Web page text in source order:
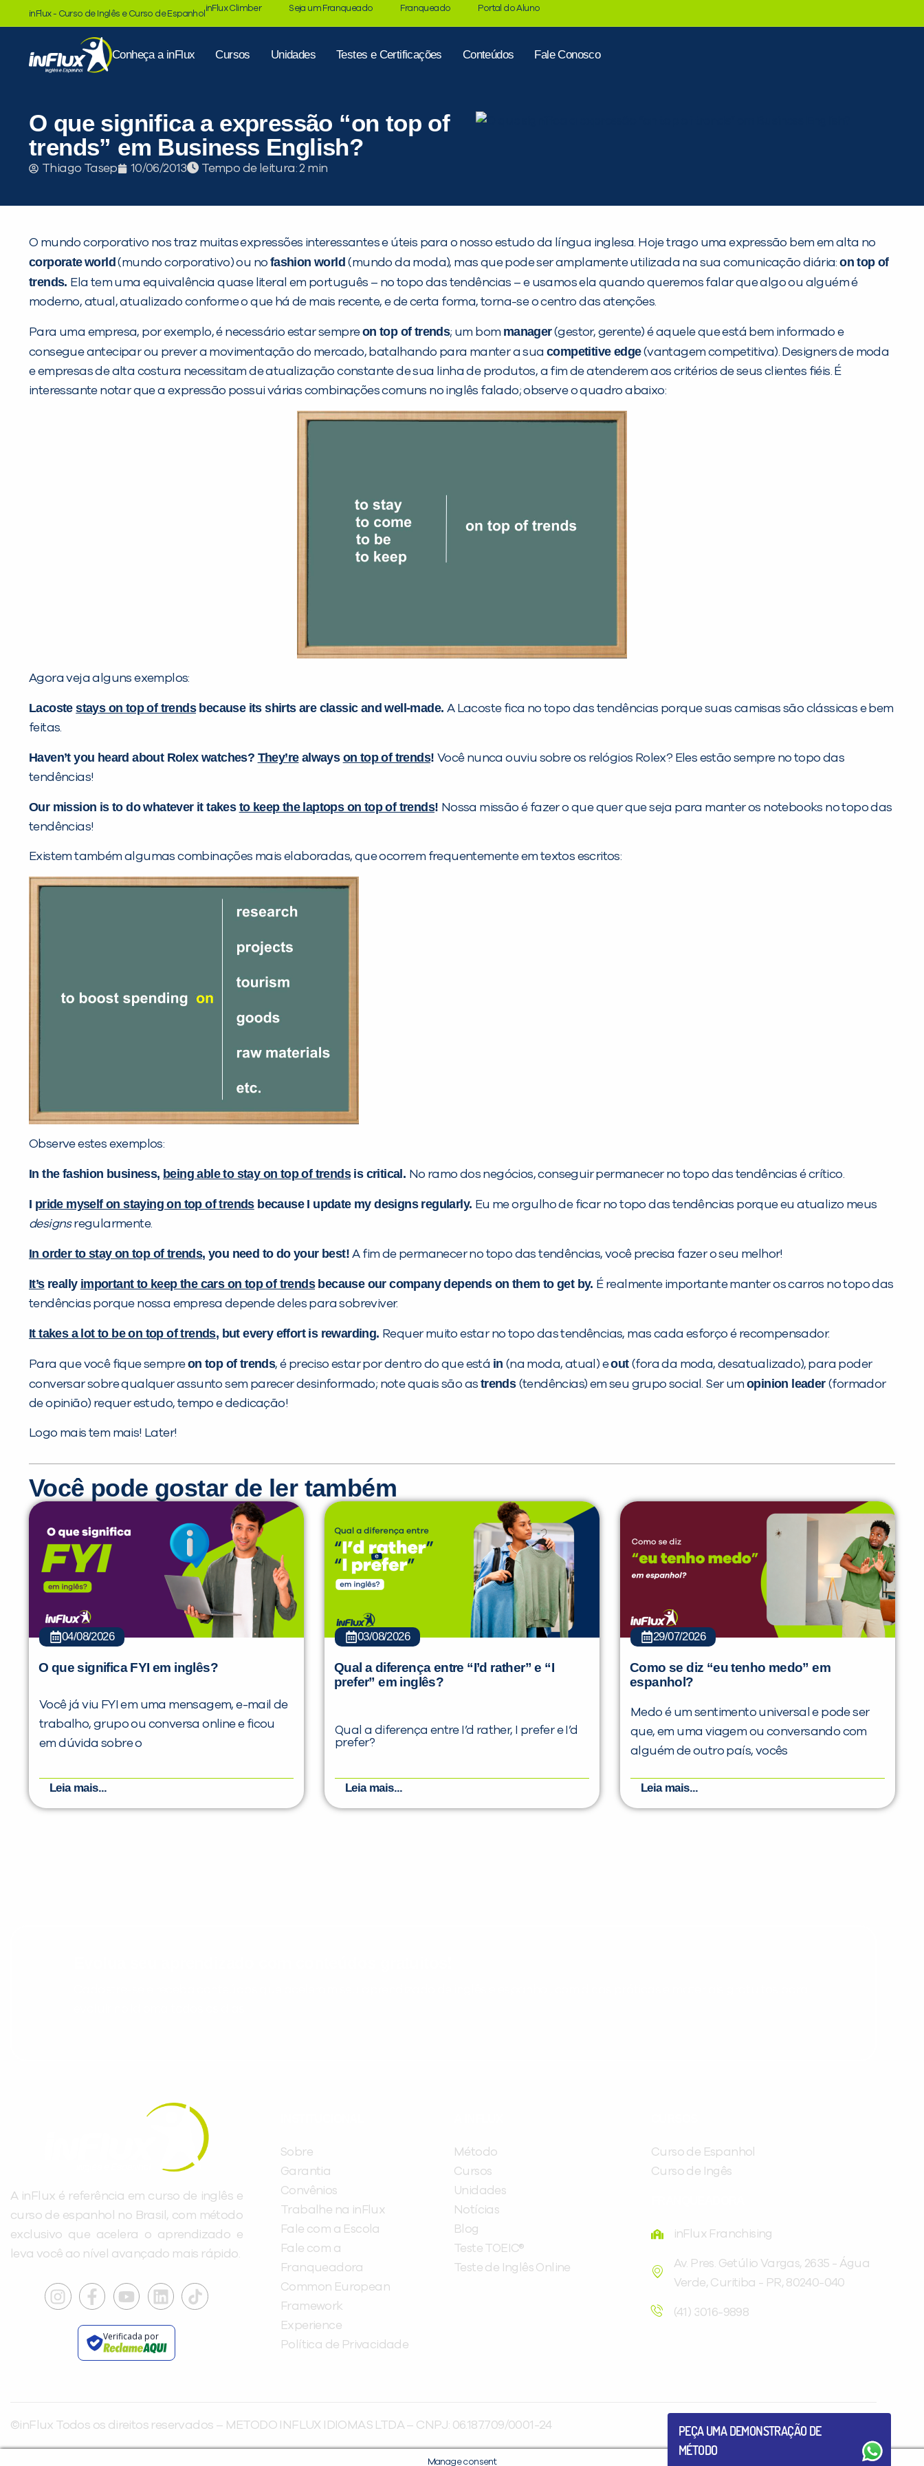
inFlux - Curso de Inglês e Curso de Espanhol
inFlux Climber Seja um Franqueado Franqueado Portal do Aluno
Conheça a inFlux Cursos Unidades Testes e Certificações Conteúdos Fale Conosco
O que significa a expressão “on top of
trends” em Business English?
Thiago Tasep 10/06/2013 Tempo de leitura:
O mundo corporativo nos traz muitas expressões interessantes e úteis para o nosso estudo da língua inglesa. Hoje trago uma expressão bem em alta no
corporateworld(mundo corporativo) ou no fashion world(mundo da moda), mas que pode ser amplamente utilizada na sua comunicação diária:on top of
trends. Ela tem uma equivalência quase literal em português – no topo das tendências – e usamos ela quando queremos falar que algo ou alguém é
moderno, atual, atualizado conforme o que há de mais recente, e de certa forma, torna-se o centro das atenções.
Para uma empresa, por exemplo, é necessário estar sempreon top of trends; um bom manager(gestor, gerente) é aquele que está bem informado e
consegue antecipar ou prever a movimentação do mercado, batalhando para manter a suacompetitive edge(vantagem competitiva). Designers de moda
e empresas de alta costura necessitam de atualização constante de sua linha de produtos, a fim de atenderem aos critérios de seus clientes fiéis. É
interessante notar que a expressão possui várias combinações comuns no inglês falado; observe o quadro abaixo:
Agora veja alguns exemplos:
Lacostestays on top of trendsbecause its shirts are classic and well-made. A Lacoste fica no topo das tendências porque suas camisas são clássicas e bem
feitas.
Haven’t you heard about Rolex watches? They’realways on top of trends! Você nunca ouviu sobre os relógios Rolex? Eles estão sempre no topo das
tendências!
Our mission is to do whatever it takes to keep the laptops on top of trends! Nossa missão é fazer o que quer que seja para manter os notebooks no topo das
tendências!
Existem também algumas combinações mais elaboradas, que ocorrem frequentemente em textos escritos:
Observe estes exemplos:
In the fashion business, being able to stay on top of trendsis critical. No ramo dos negócios, conseguir permanecer no topo das tendências é crítico.
I pride myself on staying on top of trendsbecause I update my designs regularly. Eu me orgulho de ficar no topo das tendências porque eu atualizo meus
designsregularmente.
In order to stay on top of trends, you need to do your best!A fim de permanecer no topo das tendências, você precisa fazer o seu melhor!
It’sreally important to keep the cars on top of trendsbecause our company depends on them to get by. É realmente importante manter os carros no topo das
tendências porque nossa empresa depende deles para sobreviver.
It takes a lot to be on top of trends, but every effort is rewarding. Requer muito estar no topo das tendências, mas cada esforço é recompensador.
Para que você fique sempreon top of trends, é preciso estar por dentro do que está in (na moda, atual) eout(fora da moda, desatualizado), para poder
conversar sobre qualquer assunto sem parecer desinformado; note quais são as trends (tendências) em seu grupo social. Ser umopinion leader(formador
de opinião) requer estudo, tempo e dedicação!
Logo mais tem mais! Later!
Você pode gostar de ler também
04/08/2026
O que significa FYI em inglês?
Você já viu FYI em uma mensagem, e-mail de
trabalho, grupo ou conversa online e ficou
em dúvida sobre o
Leia mais...
03/08/2026
Qual a diferença entre “I’d rather” e “I
prefer” em inglês?
Qual a diferença entre I’d rather, I prefer e I’d
prefer?
Leia mais...
29/07/2026
Como se diz “eu tenho medo” em
espanhol?
Medo é um sentimento universal e pode ser
que, em uma viagem ou conversando com
alguém de outro país, vocês
Leia mais...
A inFlux é referência em curso de inglês e
curso de espanhol no Brasil, com método
exclusivo que acelera o aprendizado e
leva você ao nível avançado mais rápido.
Verificada por
Sobre
Garantia
Convênios
Trabalhe na inFlux
Fale com a Escola
Fale com a
Franqueadora
Common European
Framework
Experience
Política de Privacidade
Método
Cursos
Unidades
Notícias
Blog
Teste TOEIC®
Teste de Inglês Online
Curso de Espanhol
Curso de Ingês
inFlux Franchising
Av. Pres. Getúlio Vargas, 2635 - Água
Verde, Curitiba - PR, 80240-040
(41) 3016-9898
©inFlux Todos os direitos reservados – METODO INFLUX IDIOMAS LTDA – CNPJ: 06.187.709/0001-24
PEÇA UMA DEMONSTRAÇÃO DE
MÉTODO
PEÇA UMA DEMONSTRAÇÃO DE MÉTODO
Você é aluno inFlux?
Sim
Manage consent